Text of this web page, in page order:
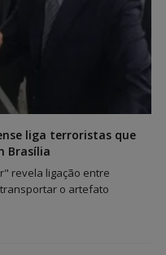
liga terroristas que
Brasília
revela ligação entre
o artefato